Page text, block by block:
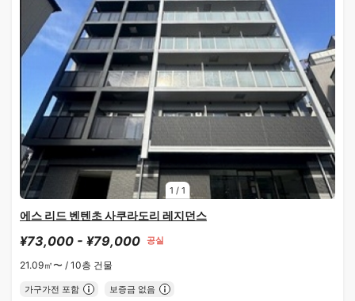
1 / 1
에스 리드 벤텐초 사쿠라도리 레지던스
¥73,000 - ¥79,000 공실
21.09㎡〜 / 10층 건물
가구가전 포함 보증금 없음